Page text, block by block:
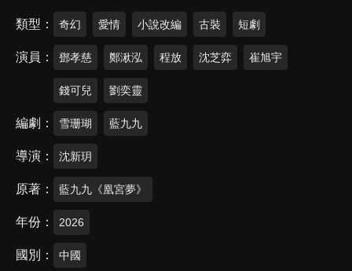
類型 奇幻 愛情 小說改編 古裝 短劇
演員 鄧孝慈 鄭湫泓 程放 沈芝弈 崔旭宇
錢可兒 劉奕靈
編劇 雪珊瑚 藍九九
導演 沈新玥
原著 藍九九《凰宮夢》
年份 2026
國別 中國